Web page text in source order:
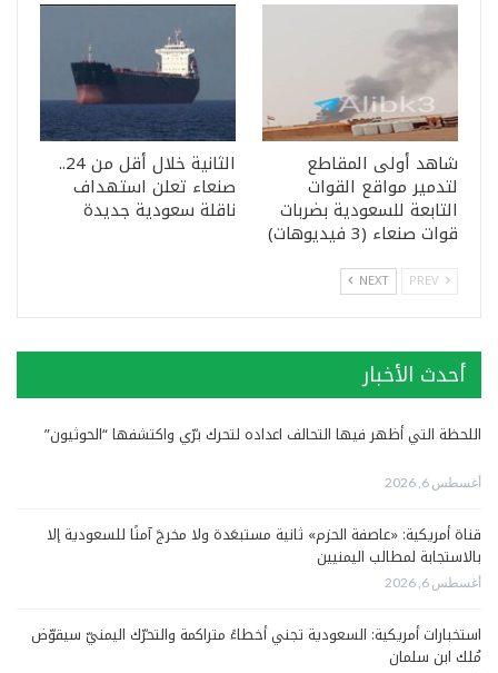
شاهد أولى المقاطع
لتدمير مواقع القوات
التابعة للسعودية بضربات
قوات صنعاء (3 فيديوهات)
الثانية خلال أقل من 24..
صنعاء تعلن استهداف
ناقلة سعودية جديدة
NEXT
أحدث الأخبار
اللحظة التي أظهر فيها التحالف اعداده لتحرك برّي واكتشفها “الحوثيون”
أغسطس 6, 2026
قناة أمريكية: «عاصفة الحزم» ثانية مستبعَدة ولا مخرجَ آمنًا للسعودية إلا
بالاستجابة لمطالب اليمنيين
أغسطس 6, 2026
استخبارات أمريكية: السعودية تجني أخطاءً متراكمة والتحرّك اليمنيّ سيقوّض
مُلك ابن سلمان